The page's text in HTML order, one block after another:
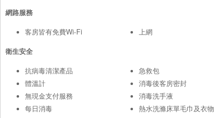
網路服務
客房皆有免費Wi-Fi
上網
衛生安全
抗病毒清潔產品
體溫計
無現金支付服務
每日消毒
急救包
消毒後客房密封
消毒洗手液
熱水洗滌床單毛巾及衣物